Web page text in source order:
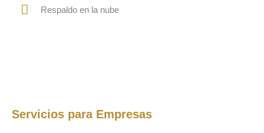
Respaldo en la nube
Servicios para Empresas